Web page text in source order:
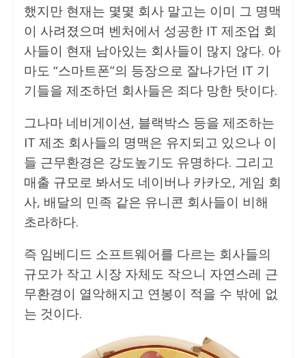
했지만 현재는 몇몇 회사 말고는 이미 그 명맥
이 사려졌으며 벤처에서 성공한 IT 제조업 회
사들이 현재 남아있는 회사들이 많지 않다. 아
마도 “스마트폰”의 등장으로 잘나가던 IT 기
기들을 제조하던 회사들은 죄다 망한 탓이다.
그나마 네비게이션, 블랙박스 등을 제조하는
IT 제조 회사들의 명맥은 유지되고 있으나 이
들 근무환경은 강도높기도 유명하다. 그리고
매출 규모로 봐서도 네이버나 카카오, 게임 회
사, 배달의 민족 같은 유니콘 회사들이 비해
초라하다.
즉 임베디드 소프트웨어를 다르는 회사들의
규모가 작고 시장 자체도 작으니 자연스레 근
무환경이 열악해지고 연봉이 적을 수 밖에 없
는 것이다.